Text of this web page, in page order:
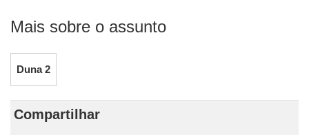
Mais sobre o assunto
Duna 2
Compartilhar